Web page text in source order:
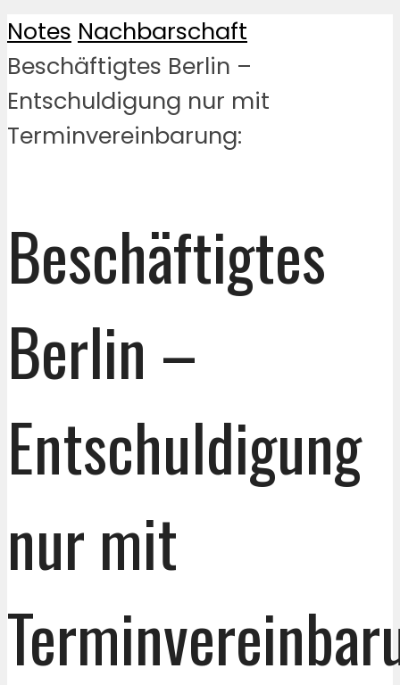
Notes Nachbarschaft
Beschäftigtes Berlin –
Entschuldigung nur mit
Terminvereinbarung:
Beschäftigtes
Berlin –
Entschuldigung
nur mit